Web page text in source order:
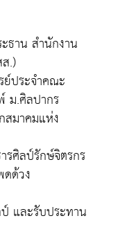
ธาน สำนักงาน
.)
ประจำคณะ
ม.ศิลปากร
มาคมแห่ง
ศิลป์รักษ์จิตรกร
ด้วง
และรับประทาน